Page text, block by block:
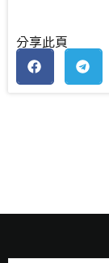
分享此頁